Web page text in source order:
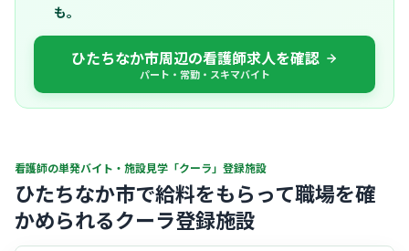
も。
ひたちなか市周辺の看護師求人を確認
パート・常勤・スキマバイト
看護師の単発バイト・施設見学「クーラ」登録施設
ひたちなか市で給料をもらって職場を確
かめられるクーラ登録施設